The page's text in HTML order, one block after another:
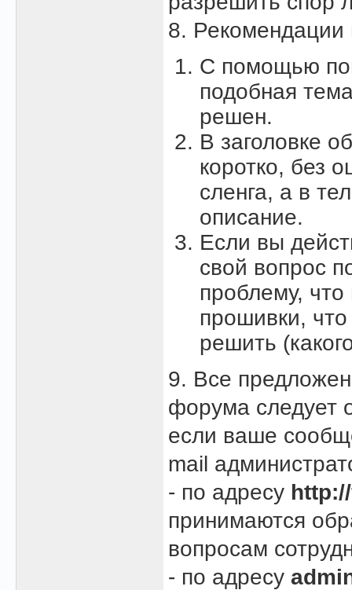
8.
С помощью
подобная
решен.
В заголовке
коротко, без
сленга, а в
описание.
Если вы
свой вопрос
проблему,
прошивки,
решить
9. Все
форума следует
если ваше
mail
- по адресу
принимаются
вопросам
- по адресу